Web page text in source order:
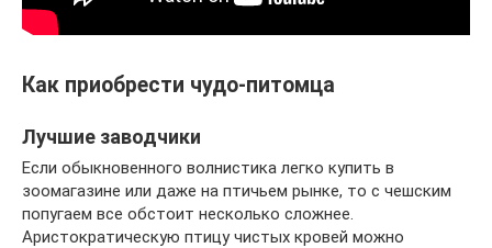
Как приобрести чудо-питомца
Лучшие заводчики
Если обыкновенного волнистика легко купить в
зоомагазине или даже на птичьем рынке, то с чешским
попугаем все обстоит несколько сложнее.
Аристократическую птицу чистых кровей можно